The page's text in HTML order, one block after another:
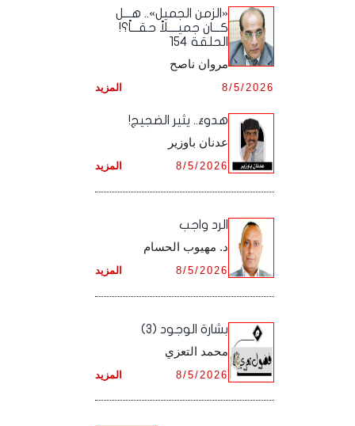
أرشيف شهر نـوفـمـبـر ,
أرشيف شهر ديـسـمـبـر ,
أرشيف شهر أكـتـوبـر ,
أرشيف شهر نـوفـمـبـر ,
أرشيف شهر ديـسـمـبـر ,
أرشيف شهر سـبـتـمـبـر ,
أرشيف شهر أكـتـوبـر ,
أرشيف شهر نـوفـمـبـر ,
أرشيف شهر ديـسـمـبـر ,
«الزمن الجميل».. هـــل
كـــان جميــــلاً حقـــاً؟!
الحلقة 154
مروان ناصح
المزيد 8/5/2026
هدوءٌ.. يثير الضجيج!
عدنان باوزير
المزيد 8/5/2026
الرد واجب
د. مهيوب الحسام
المزيد 8/5/2026
بشارة الوجود (3)
محمد التعزي
المزيد 8/5/2026